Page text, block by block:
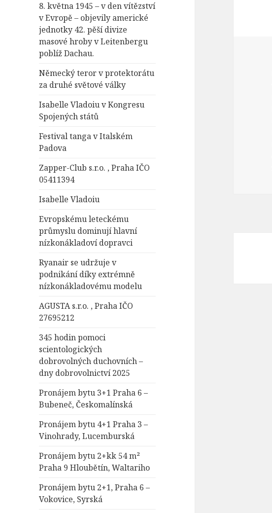
8. května 1945 – v den vítězství
v Evropě – objevily americké
jednotky 42. pěší divize
masové hroby v Leitenbergu
poblíž Dachau.
Německý teror v protektorátu
za druhé světové války
Isabelle Vladoiu v Kongresu
Spojených států
Festival tanga v Italském
Padova
Zapper-Club s.r.o. , Praha IČO
05411394
Isabelle Vladoiu
Evropskému leteckému
průmyslu dominují hlavní
nízkonákladoví dopravci
Ryanair se udržuje v
podnikání díky extrémně
nízkonákladovému modelu
AGUSTA s.r.o. , Praha IČO
27695212
345 hodin pomoci
scientologických
dobrovolných duchovních –
dny dobrovolnictví 2025
Pronájem bytu 3+1 Praha 6 –
Bubeneč, Českomalínská
Pronájem bytu 4+1 Praha 3 –
Vinohrady, Lucemburská
Pronájem bytu 2+kk 54 m²
Praha 9 Hloubětín, Waltariho
Pronájem bytu 2+1, Praha 6 –
Vokovice, Syrská